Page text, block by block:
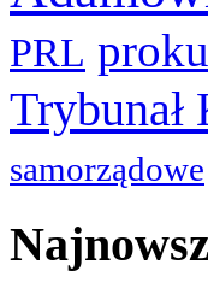
PRL
samorządowe